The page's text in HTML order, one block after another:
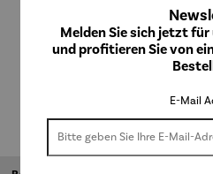
braun
In den
Melden Sie sich jetzt
und profitieren Sie von
E-Mail